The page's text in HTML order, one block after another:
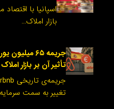
اسپانیا با اقتصاد
بازار املاک…
تأثیر آن بر بازار
تغییر به سمت